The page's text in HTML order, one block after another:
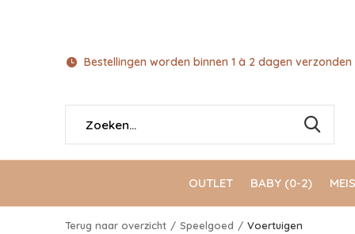
OUTLET BABY (0-2)
Bestellingen worden binnen 1 à 2 dagen
Terug naar overzicht Speelgoed Voertuigen